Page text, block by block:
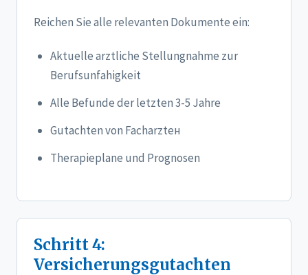
Reichen Sie alle relevanten Dokumente ein:
Aktuelle arztliche Stellungnahme zur
Berufsunfahigkeit
Alle Befunde der letzten 3-5 Jahre
Gutachten von Facharztен
Therapieplane und Prognosen
Schritt 4:
Versicherungsgutachten